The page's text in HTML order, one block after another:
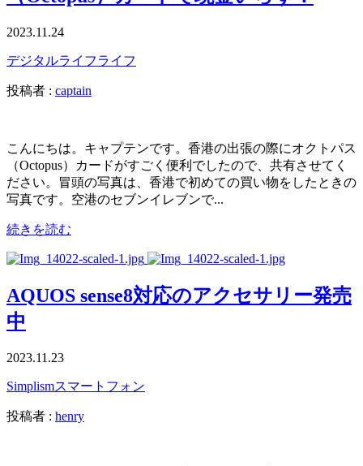
2023.11.24
デジタルライフライフ
投稿者 : captain
こんにちは。キャプテンです。香港の出張の際にオクトパス
（Octopus）カードがすごく便利でしたので、共有させてく
ださい。冒頭の写真は、香港で初めての買い物をしたときの
写真です。空港のセブンイレブンで...
続きを読む
AQUOS sense8対応のアクセサリー発売
中
2023.11.23
Simplismスマートフォン
投稿者 : henry